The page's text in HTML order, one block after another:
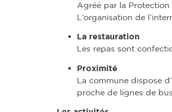
Agréé par la Protection
L’organisation de
La restauration
Les repas sont
Proximité
La commune dispose
proche de lignes de